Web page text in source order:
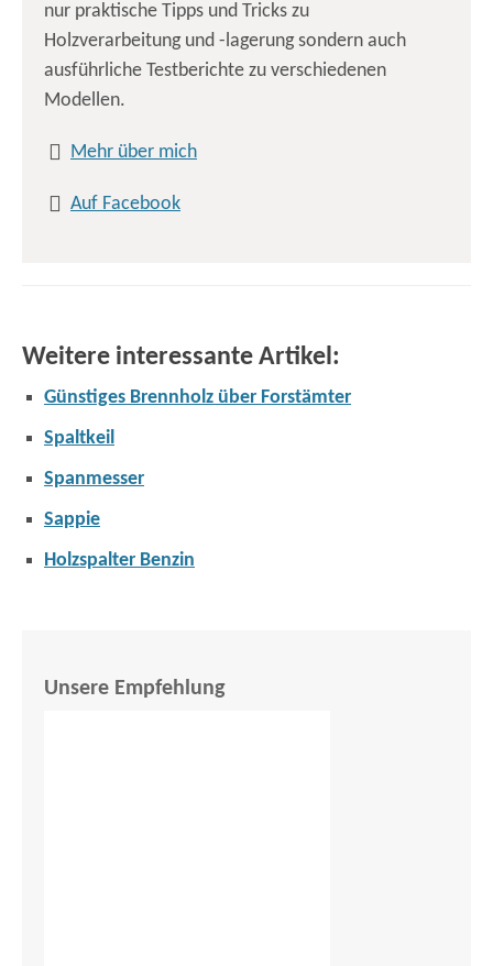
nur praktische Tipps und Tricks zu
Holzverarbeitung und -lagerung sondern auch
ausführliche Testberichte zu verschiedenen
Modellen.
 Mehr über mich
Auf Facebook
Weitere interessante Artikel:
Günstiges Brennholz über Forstämter
Spaltkeil
Spanmesser
Sappie
Holzspalter Benzin
Unsere Empfehlung